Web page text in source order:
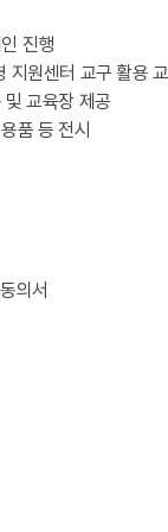
진행
지원센터 교구 활용
교육장 제공
품 등 전시
의서